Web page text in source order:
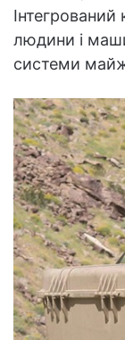
Інтегрований
людини і
системи